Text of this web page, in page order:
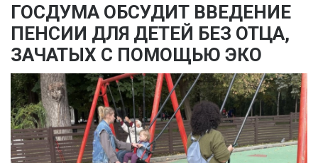
ГОСДУМА ОБСУДИТ ВВЕДЕНИЕ
ПЕНСИИ ДЛЯ ДЕТЕЙ БЕЗ ОТЦА,
ЗАЧАТЫХ С ПОМОЩЬЮ ЭКО